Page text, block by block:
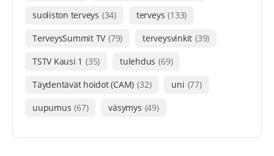
suoliston terveys (34) terveys (133)
TerveysSummit TV (79) terveysvinkit (39)
TSTV Kausi 1 (35) tulehdus (69)
Täydentävät hoidot (CAM) (32) uni (77)
uupumus (67) väsymys (49)